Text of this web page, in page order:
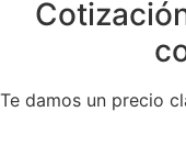
Te damos un precio